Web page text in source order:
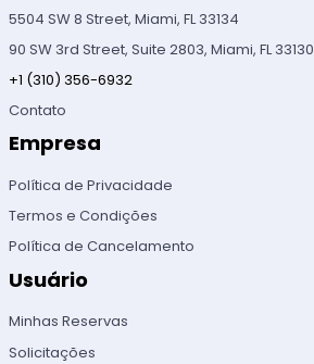
5504 SW 8 Street, Miami, FL 33134
90 SW 3rd Street, Suite 2803, Miami, FL 33130
+1 (310) 356-6932
Contato
Empresa
Política de Privacidade
Termos e Condições
Política de Cancelamento
Usuário
Minhas Reservas
Solicitações